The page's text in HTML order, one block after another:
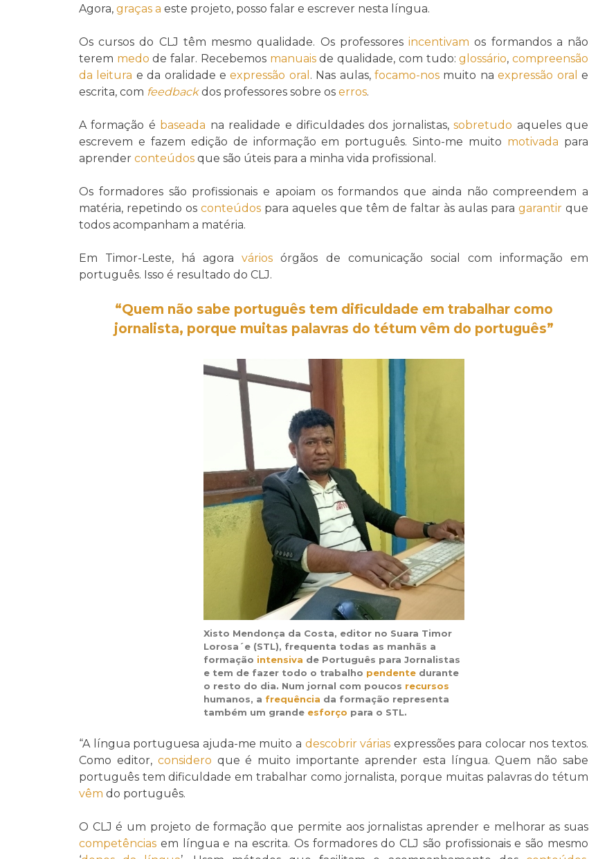
Agora, graças a este projeto, posso falar e escrever nesta língua.
Os cursos do CLJ têm mesmo qualidade. Os professoresincentivam os formandos a não
terem medo de falar. Recebemos manuaisde qualidade, com tudo:glossário,compreensão
da leitura e da oralidade eexpressão oral . Nas aulas,focamo-nos muito naexpressão oral e
escrita, com feedbackdos professores sobre os erros.
A formação é baseada na realidade e dificuldades dos jornalistas,sobretudo aqueles que
escrevem e fazem edição de informação em português. Sinto-me muito motivada para
aprender conteúdos que são úteis para a minha vida profissional.
Os formadores são profissionais e apoiam os formandos que ainda não compreendem a
matéria, repetindo os conteúdos para aqueles que têm de faltar às aulas para garantir que
todos acompanham a matéria.
Em Timor-Leste, há agoravários órgãos de comunicação social com informação em
português. Isso é resultado do CLJ.
“Quem não sabe português tem dificuldade em trabalhar como
jornalista, porque muitas palavras do tétum vêm do português”
Xisto Mendonça da Costa, editor no Suara Timor
Lorosa´e (STL), frequenta todas as manhãs a
formação intensiva de Português para Jornalistas
e tem de fazer todo o trabalho pendentedurante
o resto do dia. Num jornal com poucos recursos
humanos, a frequência da formação representa
também um grande esforço para o STL.
“A língua portuguesa ajuda-me muito a descobrir várias expressões para colocar nos textos.
Como editor, considero que é muito importante aprender esta língua. Quem não sabe
português tem dificuldade em trabalhar como jornalista, porque muitas palavras do tétum
vêm do português.
O CLJ é um projeto de formação que permite aos jornalistas aprender e melhorar as suas
competências em língua e na escrita. Os formadores do CLJ são profissionais e são mesmo